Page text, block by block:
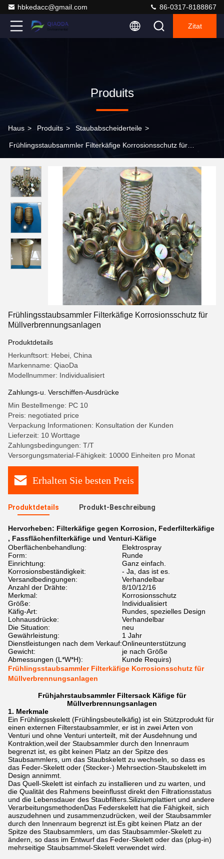
hbkedacc@gmail.com 86-0317-8188867
Zitat
Produits
Haus > Produits > Staubabscheiderteile >
Frühlingsstaubsammler Filterkäfige Korrosionsschutz für
Frühlingsstaubsammler Filterkäfige Korrosionsschutz für
Müllverbrennungsanlagen
Produktdetails
Herkunftsort: Hebei, China
Markenname: QiaoDa
Modellnummer: Individualisiert
Zahlungs-u. Verschiffen-Ausdrücke
Min Bestellmenge: PC 10
Preis: negotiated price
Verpackung Informationen: Konsultation der Kunden
Lieferzeit: 10 Worttage
Zahlungsbedingungen: T/T
Versorgungsmaterial-Fähigkeit: 10000 Einheiten pro Monat
Erhalten Sie besten Preis
Produktdetails Produkt-Beschreibung
Hervorheben: Filterkäfige gegen Korrosion, Federfilterkäfige
, Fassflächenfilterkäfige und Venturi-Käfige
Oberflächenbehandlung:
Elektrospray
Form:
Runde
Einrichtung:
Ganz einfach.
Korrosionsbeständigkeit:
- Ja, das ist es.
Versandbedingungen:
Verhandelbar
Anzahl der Drähte:
8/10/12/16
Merkmal:
Korrosionsschutz
Größe:
Individualisiert
Käfig-Art:
Rundes, spezielles Design
Lohnausdrücke:
Verhandelbar
Die Situation:
neu
Gewährleistung:
1 Jahr
Dienstleistungen nach dem Verkauf:Onlineunterstützung
Gewicht:
je nach Größe
Abmessungen (L*W*H):
Kunde Requirs)
Frühlingsstaubsammler Filterkäfige Korrosionsschutz für
Müllverbrennungsanlagen
Frühjahrstaubsammler Filtersack Käfige für
Müllverbrennungsanlagen
1. Merkmale
Ein Frühlingsskelett (Frühlingsbeutelkäfig) ist ein Stützprodukt für
einen externen Filterstaubsammler, er ist in zwei Arten von
Venturi und ohne Venturi unterteilt, mit der Ausdehnung und
Kontraktion,weil der Staubsammler durch den Innenraum
begrenzt ist, es gibt keinen Platz an der Spitze des
Staubsammlers, um das Staubskelett zu wechseln, so dass es
das Feder-Skelett oder (Stecker-) Mehrsection-Staubskelett im
Design annimmt.
Das Quell-Skelett ist einfach zu installieren und zu warten, und
die Qualität des Rahmens beeinflusst direkt den Filtrationsstatus
und die Lebensdauer des Staubfilters.Siliziumplattiert und andere
VerarbeitungsmethodenDas Federskelett hat die Fähigkeit, sich
auszudehnen und zusammenzudrücken, weil der Staubsammler
durch den Innenraum begrenzt ist.Es gibt keinen Platz an der
Spitze des Staubsammlers, um das Staubsammler-Skelett zu
ändern, so dass im Entwurf das Feder-Skelett oder das (plug-in)
mehrseitige Staubsammel-Skelett verwendet wird.